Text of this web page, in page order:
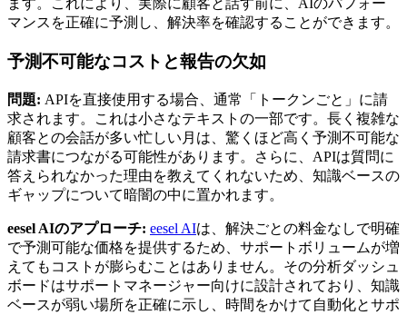
ます。これにより、実際に顧客と話す前に、AIのパフォー
マンスを正確に予測し、解決率を確認することができます。
予測不可能なコストと報告の欠如
問題: APIを直接使用する場合、通常「トークンごと」に請
求されます。これは小さなテキストの一部です。長く複雑な
顧客との会話が多い忙しい月は、驚くほど高く予測不可能な
請求書につながる可能性があります。さらに、APIは質問に
答えられなかった理由を教えてくれないため、知識ベースの
ギャップについて暗闇の中に置かれます。
eesel AIのアプローチ: eesel AIは、解決ごとの料金なしで明確
で予測可能な価格を提供するため、サポートボリュームが増
えてもコストが膨らむことはありません。その分析ダッシュ
ボードはサポートマネージャー向けに設計されており、知識
ベースが弱い場所を正確に示し、時間をかけて自動化とサポ